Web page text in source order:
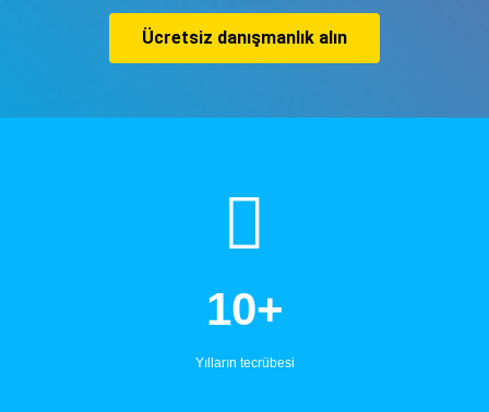
Ücretsiz danışmanlık alın
10+
Yılların tecrübesi